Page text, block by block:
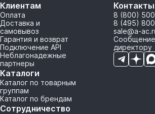
Клиентам
Оплата
Доставка и
самовывоз
Гарантия и возврат
Подключение API
Неблагонадежные
партнеры
Каталоги
Каталог по товарным
группам
Каталог по брендам
Сотрудничество
Контакты
8 (800)
8 (495)
sale@a-
Сообщение
директору